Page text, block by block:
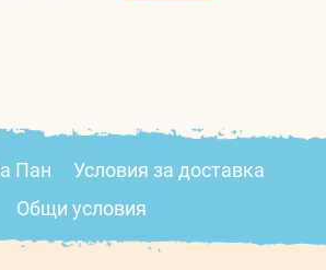
Пан
Условия за доставка
Общи условия